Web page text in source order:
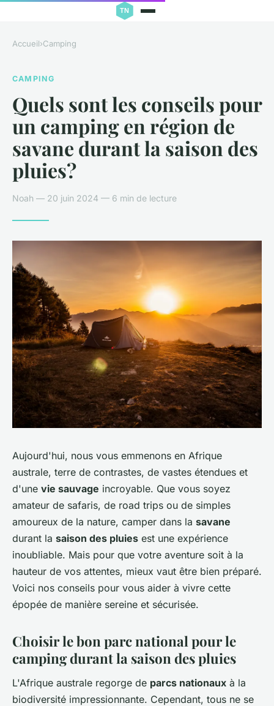
Accueil›Camping
CAMPING
Quels sont les conseils pour
un camping en région de
savane durant la saison des
pluies?
Noah — 20 juin 2024 — 6 min de lecture
Aujourd'hui, nous vous emmenons en Afrique
australe, terre de contrastes, de vastes étendues et
d'une vie sauvage incroyable. Que vous soyez
amateur de safaris, de road trips ou de simples
amoureux de la nature, camper dans la savane
durant la saison des pluies est une expérience
inoubliable. Mais pour que votre aventure soit à la
hauteur de vos attentes, mieux vaut être bien préparé.
Voici nos conseils pour vous aider à vivre cette
épopée de manière sereine et sécurisée.
Choisir le bon parc national pour le
camping durant la saison des pluies
L'Afrique australe regorge de parcs nationaux à la
biodiversité impressionnante. Cependant, tous ne se